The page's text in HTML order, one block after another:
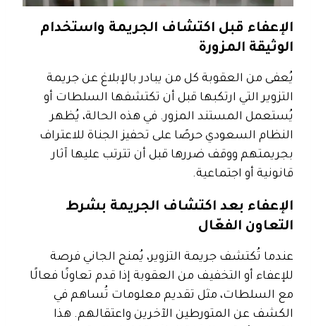
الإعفاء قبل اكتشاف الجريمة واستخدام
الوثيقة المزورة
يُعفى من العقوبة كل من يبادر بالإبلاغ عن جريمة
التزوير التي ارتكبها قبل أن تكتشفها السلطات أو
يُستعمل المستند المزور. في هذه الحالة، يُظهر
النظام السعودي حرصًا على تحفيز الجناة للاعتراف
بجريمتهم ووقف ضررها قبل أن تترتب عليها آثار
قانونية أو اجتماعية.
الإعفاء بعد اكتشاف الجريمة بشرط
التعاون الفعّال
عندما تُكتشف جريمة التزوير، يُمنح الجاني فرصة
للإعفاء أو التخفيف من العقوبة إذا قدم تعاونًا فعالًا
مع السلطات، مثل تقديم معلومات تُساهم في
الكشف عن المتورطين الآخرين واعتقالهم. هذا